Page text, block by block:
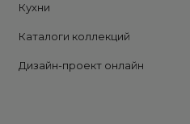
Кухни
Каталоги коллекций
Дизайн-проект онлайн